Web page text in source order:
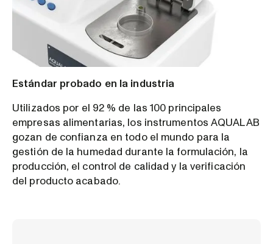
Estándar probado en la industria
Utilizados por el 92 % de las 100 principales
empresas alimentarias, los instrumentos AQUALAB
gozan de confianza en todo el mundo para la
gestión de la humedad durante la formulación, la
producción, el control de calidad y la verificación
del producto acabado.